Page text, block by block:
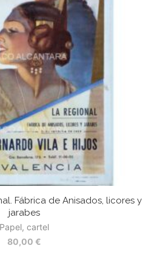
Fábrica de Anisados, licores y
jarabes
Papel, cartel
80,00 €